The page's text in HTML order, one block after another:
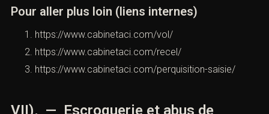
matérialité, 3) l’intention, 4) les circonstances
Côté victime : plainte, inventaire, preuves de
propriété, vidéos, devis, assurance.
frauduleuse